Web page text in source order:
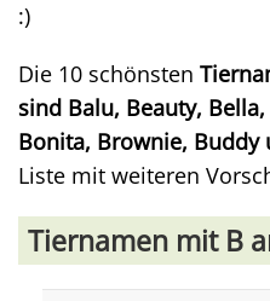
:)
Die 10 schönsten
sind Balu, Beauty,
Bonita, Brownie, Buddy
Liste mit weiteren
Tiernamen mit B